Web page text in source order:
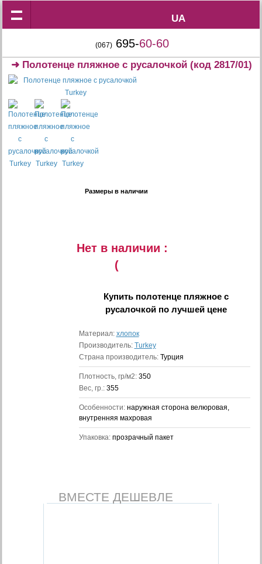
UA
UA
(067) 695-60-60
➜ Полотенце пляжное с русалочкой (код 2817/01)
Размеры в наличии
Нет в наличии :
(
Купить полотенце пляжное с
русалочкойпо лучшей цене
Материал: хлопок
Производитель: Turkey
Страна производитель: Турция
Плотность, гр/м2: 350
Вес, гр.: 355
Особенности: наружная сторона велюровая,
внутренняя махровая
Упаковка: прозрачный пакет
ВМЕСТЕ ДЕШЕВЛЕ